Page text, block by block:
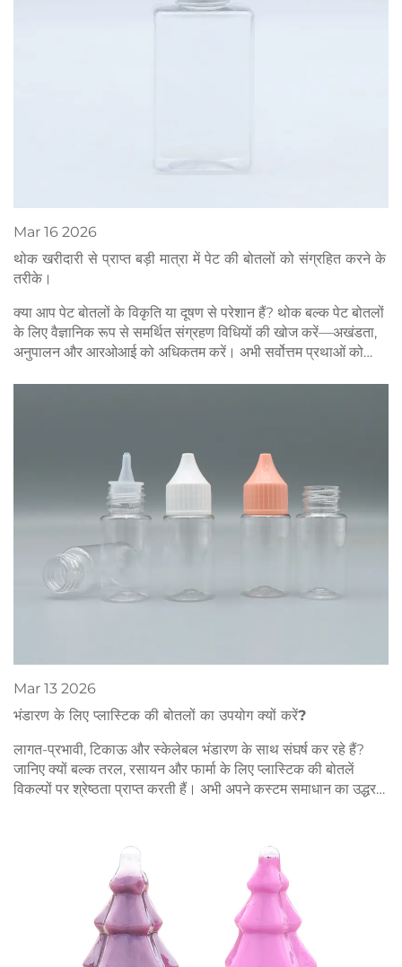
Mar 16 2026
थोक खरीदारी से प्राप्त बड़ी मात्रा में पेट की बोतलों को संग्रहित करने के
तरीके।
क्या आप पेट बोतलों के विकृति या दूषण से परेशान हैं? थोक बल्क पेट बोतलों
के लिए वैज्ञानिक रूप से समर्थित संग्रहण विधियों की खोज करें—अखंडता,
अनुपालन और आरओआई को अधिकतम करें। अभी सर्वोत्तम प्रथाओं को
Mar 13 2026
भंडारण के लिए प्लास्टिक की बोतलों का उपयोग क्यों करें?
लागत-प्रभावी, टिकाऊ और स्केलेबल भंडारण के साथ संघर्ष कर रहे हैं?
जानिए क्यों बल्क तरल, रसायन और फार्मा के लिए प्लास्टिक की बोतलें
विकल्पों पर श्रेष्ठता प्राप्त करती हैं। अभी अपने कस्टम समाधान का उद्धरण